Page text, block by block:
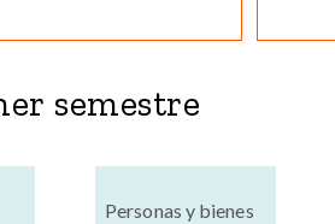
semestre
Personas y bienes